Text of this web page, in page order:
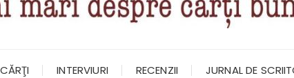
CĂRŢI INTERVIURI RECENZII JURNAL DE